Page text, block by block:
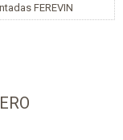
FEREVIN